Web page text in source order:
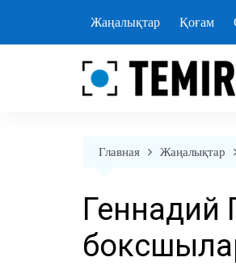
содержанию
Жаңалықтар Қоғам
Главная Жаңалықтар
Геннадий